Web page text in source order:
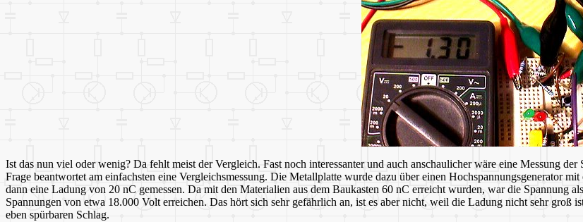
Ist das nun viel oder wenig? Da fehlt meist der Vergleich. Fast noch interessanter und auch anschaulicher wäre eine Messung
Frage beantwortet am einfachsten eine Vergleichsmessung. Die Metallplatte wurde dazu über einen Hochspannungsgenerator
dann eine Ladung von 20 nC gemessen. Da mit den Materialien aus dem Baukasten 60 nC erreicht wurden, war die Spannung
Spannungen von etwa 18.000 Volt erreichen. Das hört sich sehr gefährlich an, ist es aber nicht, weil die Ladung nicht sehr groß
eben spürbaren Schlag.